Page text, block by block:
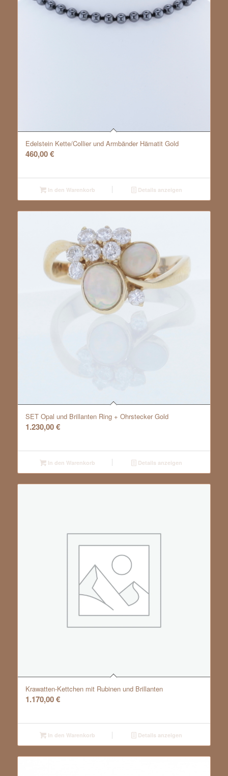
Edelstein Kette/Collier und Armbänder Hämatit Gold
460,00€
In den Warenkorb Details anzeigen
SET Opal und Brillanten Ring + Ohrstecker Gold
1.230,00€
In den Warenkorb Details anzeigen
Krawatten-Kettchen mit Rubinen und Brillanten
1.170,00€
In den Warenkorb Details anzeigen